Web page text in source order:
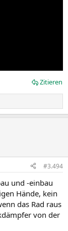
Zitieren
#3.494
und -einbau
Hände, kein
das Rad raus
von der